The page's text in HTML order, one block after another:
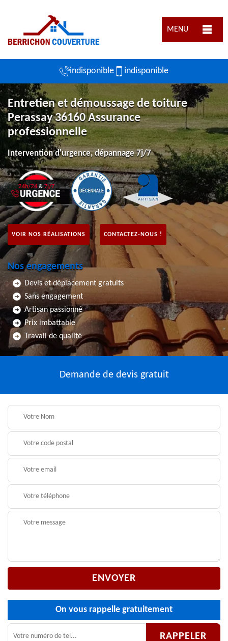
MENU
indisponible indisponible
Entretien et démoussage de toiture
Perassay 36160 Assurance
professionnelle
Intervention d'urgence, dépannage 7j/7
VOIR NOS RÉALISATIONS CONTACTEZ-NOUS !
Nos engagements
Devis et déplacement gratuits
Sans engagement
Artisan passionné
Prix imbattable
Travail de qualité
Demande de devis gratuit
On vous rappelle gratuitement